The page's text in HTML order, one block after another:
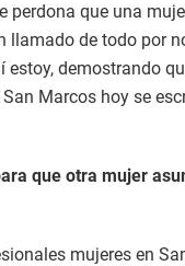
perdona que una
llamado de todo por
estoy, demostrando
Marcos hoy se
que otra mujer
mujeres en